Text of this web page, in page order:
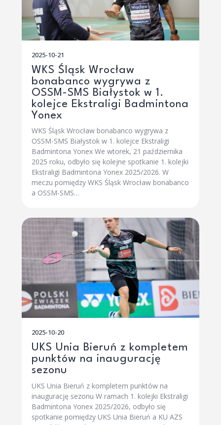
2025-10-21
WKS Śląsk Wrocław
bonabanco wygrywa z
OSSM-SMS Białystok w 1.
kolejce Ekstraligi Badmintona
Yonex
WKS Śląsk Wrocław bonabanco wygrywa z
OSSM-SMS Białystok w 1. kolejce Ekstraligi
Badmintona Yonex We wtorek, 21 października
2025 roku, odbyło się kolejne spotkanie 1. kolejki
Ekstraligi Badmintona Yonex 2025/2026. W
meczu pomiędzy WKS Śląsk Wrocław bonabanco
a OSSM-SMS…
2025-10-20
UKS Unia Bieruń z kompletem
punktów na inaugurację
sezonu
UKS Unia Bieruń z kompletem punktów na
inaugurację sezonu W ramach 1. kolejki Ekstraligi
Badmintona Yonex 2025/2026, odbyło się
spotkanie pomiędzy UKS Unia Bieruń a KU AZS